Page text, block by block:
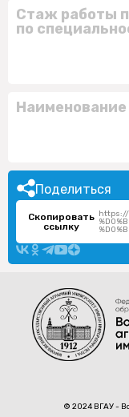
Стаж работы
по
Поделиться
Скопировать
ссылку
https://
© 2024 ВГАУ -